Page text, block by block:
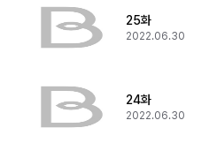
25화
2022.06.30
24화
2022.06.30